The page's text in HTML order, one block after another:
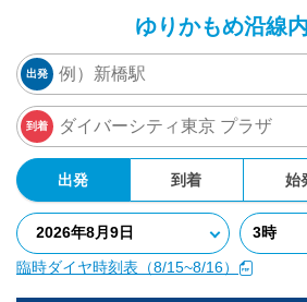
ゆりかもめ沿線
出発
到着
出発 到着 始
臨時ダイヤ時刻表（8/15~8/16）